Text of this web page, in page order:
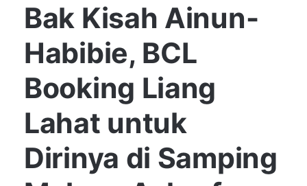
Bak Kisah Ainun-
Habibie, BCL
Booking Liang
Lahat untuk
Dirinya di Samping